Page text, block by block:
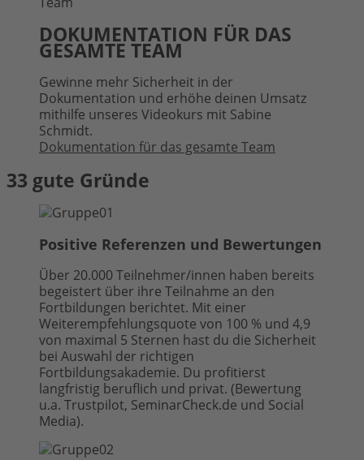
DOKUMENTATION FÜR DAS
GESAMTE TEAM
Gewinne mehr Sicherheit in der
Dokumentation und erhöhe deinen Umsatz
mithilfe unseres Videokurs mit Sabine
Schmidt.
Dokumentation für das gesamte Team
33 gute Gründe
Positive Referenzen und Bewertungen
Über 20.000 Teilnehmer/innen haben bereits
begeistert über ihre Teilnahme an den
Fortbildungen berichtet. Mit einer
Weiterempfehlungsquote von 100 % und 4,9
von maximal 5 Sternen hast du die Sicherheit
bei Auswahl der richtigen
Fortbildungsakademie. Du profitierst
langfristig beruflich und privat. (Bewertung
u.a. Trustpilot, SeminarCheck.de und Social
Media).